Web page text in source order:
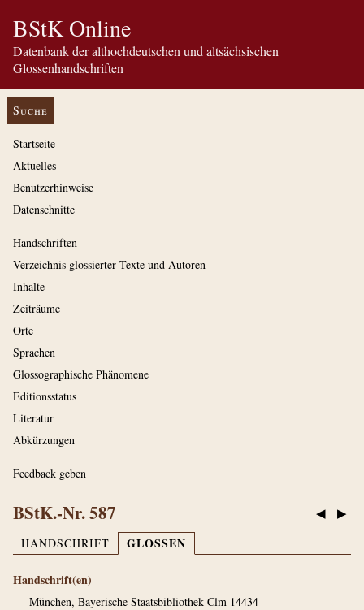
BStK Online
Datenbank der althochdeutschen und altsächsischen
Glossenhandschriften
Suche
Startseite
Aktuelles
Benutzerhinweise
Datenschnitte
Handschriften
Verzeichnis glossierter Texte und Autoren
Inhalte
Zeiträume
Orte
Sprachen
Glossographische Phänomene
Editionsstatus
Literatur
Abkürzungen
Feedback geben
◀ ▶
BStK.-Nr. 587
HANDSCHRIFT GLOSSEN
Handschrift(en)
München, Bayerische Staatsbibliothek Clm 14434